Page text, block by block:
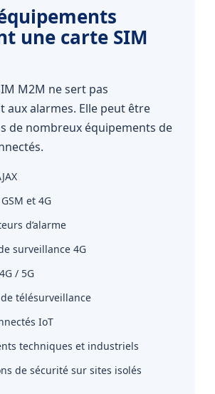
une carte SIM
M2M ne sert pas
aux alarmes. Elle peut être
de nombreux équipements de
et 4G
d’alarme
surveillance 4G
/ 5G
télésurveillance
IoT
techniques et industriels
de sécurité sur sites isolés